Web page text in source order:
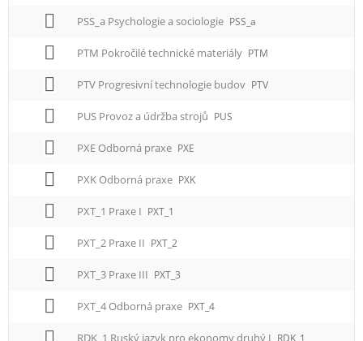
PSS_a Psychologie a sociologie PSS_a
PTM Pokročilé technické materiály PTM
PTV Progresivní technologie budov PTV
PUS Provoz a údržba strojů PUS
PXE Odborná praxe PXE
PXK Odborná praxe PXK
PXT_1 Praxe I PXT_1
PXT_2 Praxe II PXT_2
PXT_3 Praxe III PXT_3
PXT_4 Odborná praxe PXT_4
RDK_1 Ruský jazyk pro ekonomy druhý I RDK_1